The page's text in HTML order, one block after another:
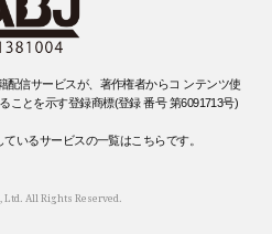
配信サービスが、著作権者からコ ンテンツ使
ことを示す登録商標(登録 番号 第6091713号)
いるサービスの一覧はこちらです。
Ltd. All Rights Reserved.